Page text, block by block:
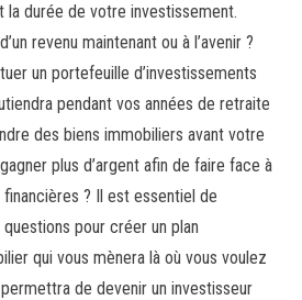
durée de votre investissement.
revenu maintenant ou à l’avenir ?
un portefeuille d’investissements
pendant vos années de retraite
des biens immobiliers avant votre
plus d’argent afin de faire face à
financières ? Il est essentiel de
pour créer un plan
qui vous mènera là où vous voulez
de devenir un investisseur